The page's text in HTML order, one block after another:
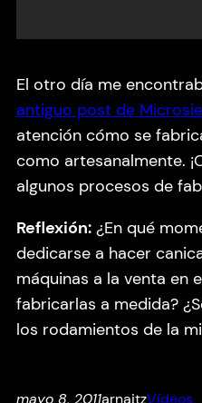
El otro día me
antiguo post de
atención cómo se
como artesanalmente.
algunos procesos de
Reflexión:¿En qué
dedicarse a hacer
máquinas a la venta en
fabricarlas a medida?
los rodamientos de la
mayo 8, 2011arnaitzVídeos